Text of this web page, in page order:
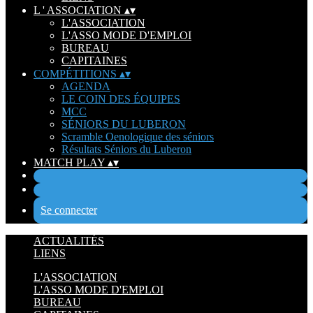
L ' ASSOCIATION ▴▾
L'ASSOCIATION
L'ASSO MODE D'EMPLOI
BUREAU
CAPITAINES
COMPÉTITIONS ▴▾
AGENDA
LE COIN DES ÉQUIPES
MCC
SÉNIORS DU LUBERON
Scramble Oenologique des séniors
Résultats Séniors du Luberon
MATCH PLAY ▴▾
Se connecter
ACTUALITÉS
LIENS
L'ASSOCIATION
L'ASSO MODE D'EMPLOI
BUREAU